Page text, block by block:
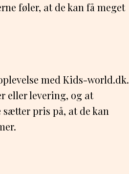
føler, at de kan få meget
med Kids-world.dk.
eller levering, og at
pris på, at de kan